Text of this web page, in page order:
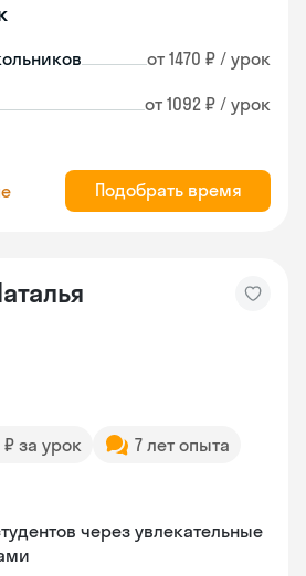
от 1470 ₽ / урок
от 1092 ₽ / урок
Подобрать время
₽ за урок
7 лет опыта
через увлекательные